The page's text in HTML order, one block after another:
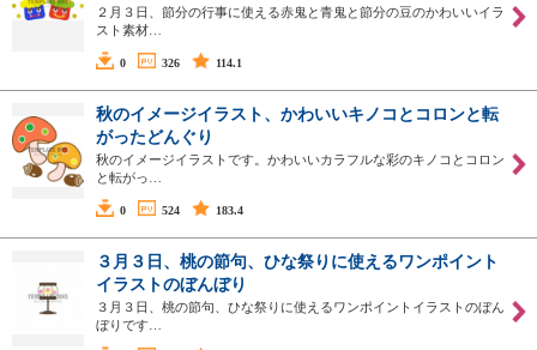
２月３日、節分の行事に使える赤鬼と青鬼と節分の豆のかわいいイラ
スト素材…
0 326 114.1
秋のイメージイラスト、かわいいキノコとコロンと転
がったどんぐり
秋のイメージイラストです。かわいいカラフルな彩のキノコとコロン
と転がっ…
0 524 183.4
３月３日、桃の節句、ひな祭りに使えるワンポイント
イラストのぼんぼり
３月３日、桃の節句、ひな祭りに使えるワンポイントイラストのぼん
ぼりです…